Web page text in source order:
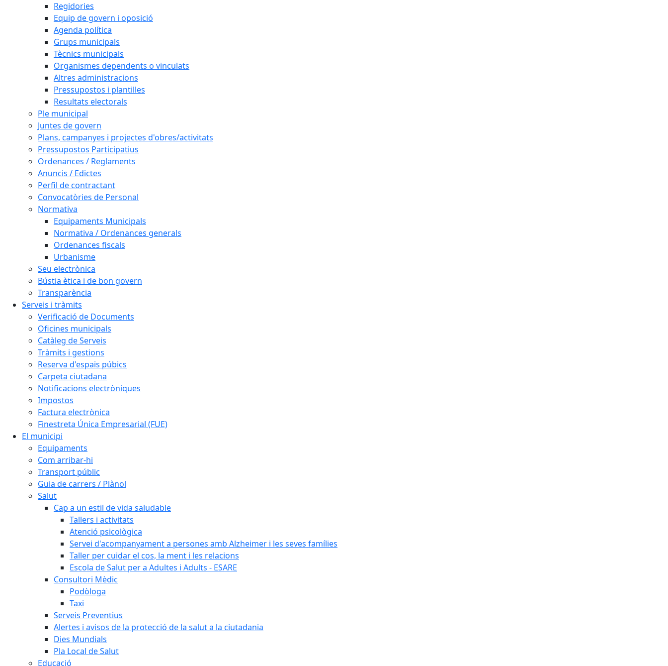
Regidories
Equip de govern i oposició
Agenda política
Grups municipals
Tècnics municipals
Organismes dependents o vinculats
Altres administracions
Pressupostos i plantilles
Resultats electorals
Ple municipal
Juntes de govern
Plans, campanyes i projectes d'obres/activitats
Pressupostos Participatius
Ordenances / Reglaments
Anuncis / Edictes
Perfil de contractant
Convocatòries de Personal
Normativa
Equipaments Municipals
Normativa / Ordenances generals
Ordenances fiscals
Urbanisme
Seu electrònica
Bústia ètica i de bon govern
Transparència
Serveis i tràmits
Verificació de Documents
Oficines municipals
Catàleg de Serveis
Tràmits i gestions
Reserva d'espais púbics
Carpeta ciutadana
Notificacions electròniques
Impostos
Factura electrònica
Finestreta Única Empresarial (FUE)
El municipi
Equipaments
Com arribar-hi
Transport públic
Guia de carrers / Plànol
Salut
Cap a un estil de vida saludable
Tallers i activitats
Atenció psicològica
Servei d'acompanyament a persones amb Alzheimer i les seves famílies
Taller per cuidar el cos, la ment i les relacions
Escola de Salut per a Adultes i Adults - ESARE
Consultori Mèdic
Podòloga
Taxi
Serveis Preventius
Alertes i avisos de la protecció de la salut a la ciutadania
Dies Mundials
Pla Local de Salut
Educació